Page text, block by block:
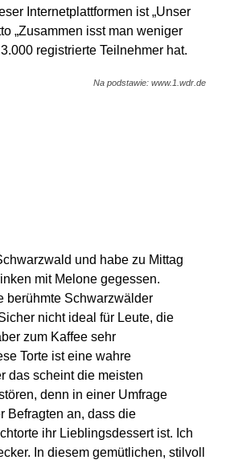
Internetplattformen ist „Unser
„Zusammen isst man weniger
registrierte Teilnehmer hat.
Na podstawie: www.1.wdr.de
und habe zu Mittag
mit Melone gegessen.
berühmte Schwarzwälder
nicht ideal für Leute, die
zum Kaffee sehr
Torte ist eine wahre
das scheint die meisten
denn in einer Umfrage
Befragten an, dass die
ihr Lieblingsdessert ist. Ich
In diesem gemütlichen, stilvoll